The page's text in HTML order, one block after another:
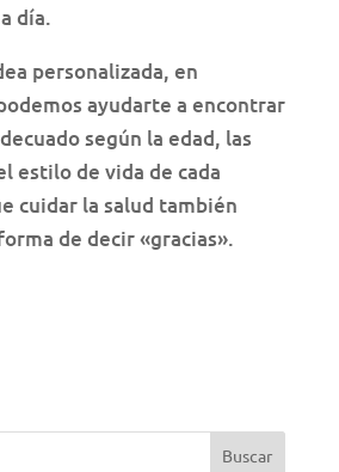
día.
personalizada, en
ayudarte a encontrar
según la edad, las
estilo de vida de cada
cuidar la salud también
de decir «gracias».